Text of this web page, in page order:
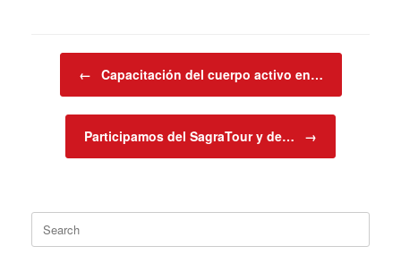
← Capacitación del cuerpo activo en…
Participamos del SagraTour y de… →
Search
for: